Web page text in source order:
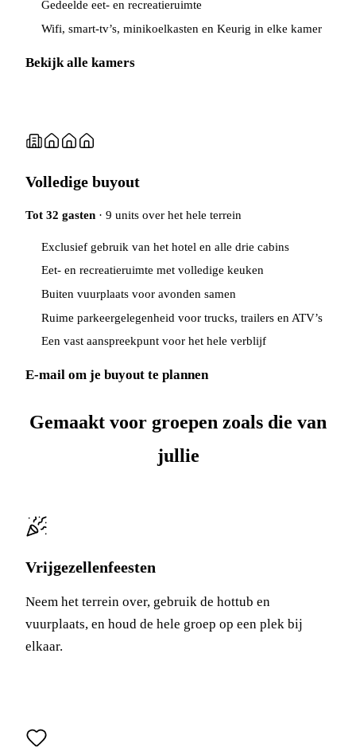
Gedeelde eet- en recreatieruimte
Wifi, smart-tv’s, minikoelkasten en Keurig in elke kamer
Bekijk alle kamers
Volledige buyout
Tot 32 gasten · 9 units over het hele terrein
Exclusief gebruik van het hotel en alle drie cabins
Eet- en recreatieruimte met volledige keuken
Buiten vuurplaats voor avonden samen
Ruime parkeergelegenheid voor trucks, trailers en ATV’s
Een vast aanspreekpunt voor het hele verblijf
E-mail om je buyout te plannen
Gemaakt voor groepen zoals die van
jullie
Vrijgezellenfeesten
Neem het terrein over, gebruik de hottub en
vuurplaats, en houd de hele groep op een plek bij
elkaar.